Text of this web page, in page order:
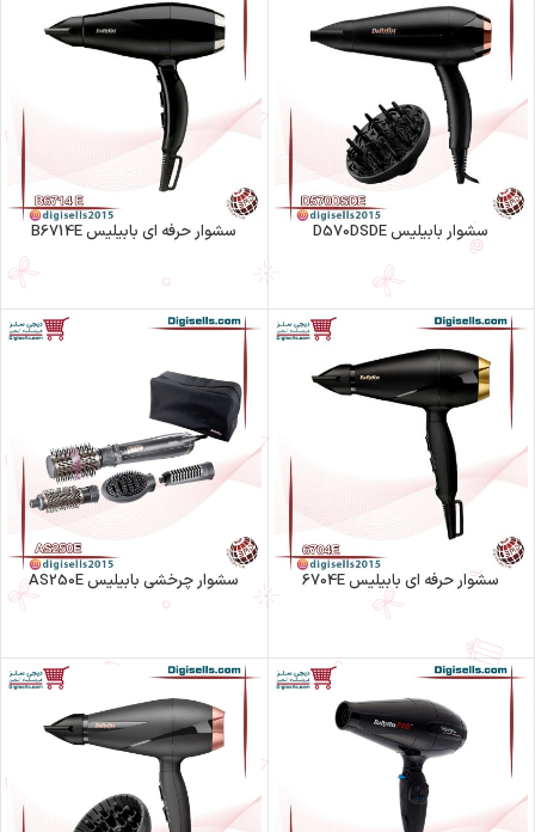
سشوار بابیلیس D570DSDE سشوار حرفه ای بابیلیس B6714E
سشوار حرفه ای بابیلیس 6704E سشوار چرخشی بابیلیس AS250E